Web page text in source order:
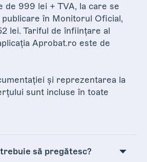
de 999 lei + TVA, la care se
publicare în Monitorul Oficial,
lei. Tariful de înființare al
Aprobat.ro este de
și reprezentarea la
sunt incluse în toate
să pregătesc?